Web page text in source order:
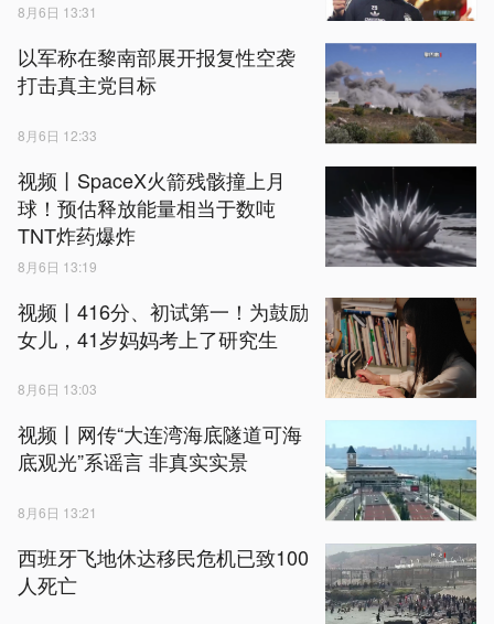
8月6日 13:31
以军称在黎南部展开报复性空袭
打击真主党目标
8月6日 12:33
视频丨SpaceX火箭残骸撞上月
球！预估释放能量相当于数吨
TNT炸药爆炸
8月6日 13:19
视频丨416分、初试第一！为鼓励
女儿，41岁妈妈考上了研究生
8月6日 13:03
视频丨网传“大连湾海底隧道可海
底观光”系谣言 非真实实景
8月6日 13:21
西班牙飞地休达移民危机已致100
人死亡